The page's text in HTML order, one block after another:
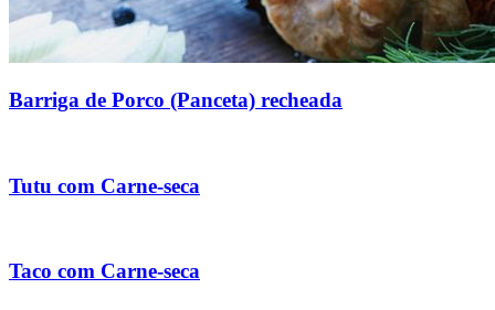
Barriga de Porco (Panceta) recheada
Tutu com Carne-seca
Taco com Carne-seca